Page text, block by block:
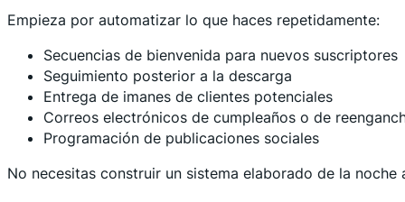
Empieza por automatizar lo que haces repetidamente:
Secuencias de bienvenida para nuevos suscriptores
Seguimiento posterior a la descarga
Entrega de imanes de clientes potenciales
Correos electrónicos de cumpleaños o de
Programación de publicaciones sociales
No necesitas construir un sistema elaborado de la